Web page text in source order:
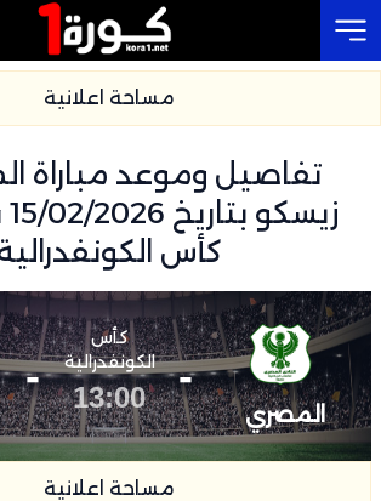
مساحة اعلانية
تفاصيل وموعد مباراة
كأس
المصري
-
كأس
الكونفدرالية
13:00
-
مساحة اعلانية